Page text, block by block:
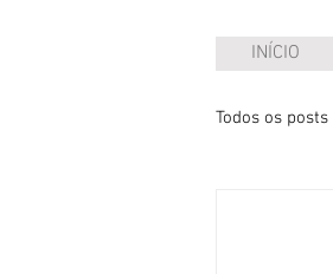
INÍCIO
Todos os posts